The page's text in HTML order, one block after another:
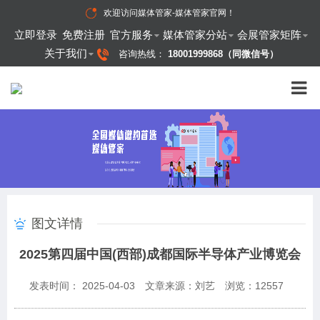
欢迎访问媒体管家-媒体管家官网 ！
立即登录 免费注册 官方服务 媒体管家分站
会展管家矩阵
关于我们
咨询热线： 18001999868（同微信号）
图文详情
2025第四届中国(西部)成都国际半导体产业博览会
发表时间： 2025-04-03 文章来源：刘艺 浏览： 12557